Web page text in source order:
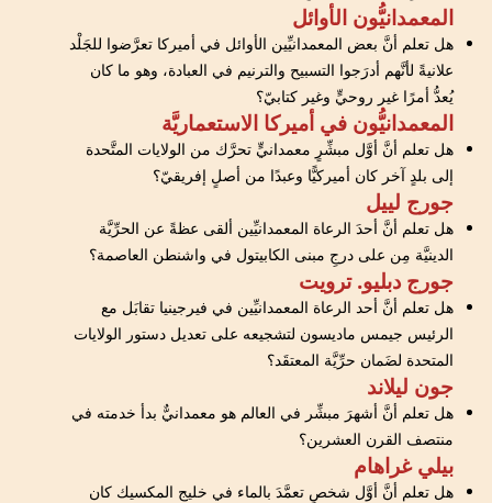
المعمدانيُّون الأوائل
هل تعلم أنَّ بعض المعمدانيِّين الأوائل في أميركا تعرَّضوا للجَلْد
علانيةً لأنَّهم أدرَجوا التسبيح والترنيم في العبادة، وهو ما كان
يُعدُّ أمرًا غير روحيٍّ وغير كتابيّ؟
المعمدانيُّون في أميركا الاستعماريَّة
هل تعلم أنَّ أوَّل مبشِّرٍ معمدانيٍّ تحرَّك من الولايات المتَّحدة
إلى بلدٍ آخر كان أميركيًّا وعبدًا من أصلٍ إفريقيّ؟
جورج لييل
هل تعلم أنَّ أحدَ الرعاة المعمدانيِّين ألقى عظةً عن الحرِّيَّة
الدينيَّة مِن على درجِ مبنى الكابيتول في واشنطن العاصمة؟
جورج دبليو. ترويت
هل تعلم أنَّ أحد الرعاة المعمدانيِّين في فيرجينيا تقابَل مع
الرئيس جيمس ماديسون لتشجيعه على تعديل دستور الولايات
المتحدة لضَمان حرِّيَّة المعتقَد؟
جون ليلاند
هل تعلم أنَّ أشهرَ مبشِّر في العالم هو معمدانيٌّ بدأ خدمته في
منتصف القرن العشرين؟
بيلي غراهام
هل تعلم أنَّ أوَّل شخصٍ تعمَّدَ بالماء في خليج المكسيك كان